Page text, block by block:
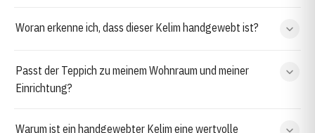
Woran erkenne ich, dass dieser Kelim handgewebt ist?
Passt der Teppich zu meinem Wohnraum und meiner
Einrichtung?
Warum ist ein handgewebter Kelim eine wertvolle